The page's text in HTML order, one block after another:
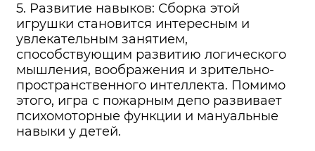
5. Развитие навыков: Сборка этой
игрушки становится интересным и
увлекательным занятием,
способствующим развитию логического
мышления, воображения и зрительно-
пространственного интеллекта. Помимо
этого, игра с пожарным депо развивает
психомоторные функции и мануальные
навыки у детей.